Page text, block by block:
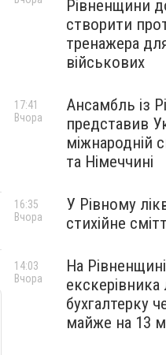
Рівненщини
створити
тренажера для
військових
Ансамбль із
представив
міжнародній
та Німеччині
17:41
Вчора
У Рівному
стихійне
16:35
Вчора
На
екскерівника
бухгалтерку
майже на 13
14:03
Вчора